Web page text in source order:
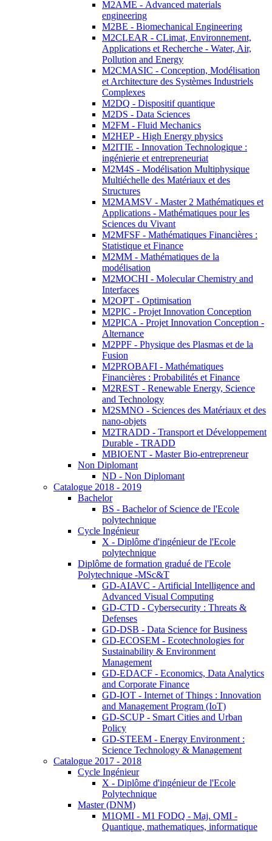
M2AME - Advanced materials
engineering
M2BE - Biomechanical Engineering
M2CLEAR - CLimat, Environnement,
Applications et Recherche - Water, Air,
Pollution and Energy
M2CMASIC - Conception, Modélisation
et Architecture des Systèmes Industriels
Complexes
M2DQ - Dispositif quantique
M2DS - Data Sciences
M2FM - Fluid Mechanics
M2HEP - High Energy physics
M2ITIE - Innovation Technologique :
ingénierie et entrepreneuriat
M2M4S - Modélisation Multiphysique
Multiéchelle des Matériaux et des
Structures
M2MAMSV - Master 2 Mathématiques et
Applications - Mathématiques pour les
Sciences du Vivant
M2MFSF - Mathématiques Financières :
Statistique et Finance
M2MM - Mathématiques de la
modélisation
M2MOCHI - Molecular Chemistry and
Interfaces
M2OPT - Optimisation
M2PIC - Projet Innovation Conception
M2PICA - Projet Innovation Conception -
Alternance
M2PPF - Physique des Plasmas et de la
Fusion
M2PROBAFI - Mathématiques
Financières : Probabilités et Finance
M2REST - Renewable Energy, Science
and Technology
M2SMNO - Sciences des Matériaux et des
nano-objets
M2TRADD - Transport et Développement
Durable - TRADD
MBIOENT - Master Bio-entrepreneur
Non Diplomant
ND - Non Diplomant
Catalogue 2018 - 2019
Bachelor
BS - Bachelor of Science de l'Ecole
polytechnique
Cycle Ingénieur
X - Diplôme d'ingénieur de l'Ecole
polytechnique
Diplôme de formation gradué de l'Ecole
Polytechnique -MSc&T
GD-AIAVC - Artificial Intelligence and
Advanced Visual Computing
GD-CTD - Cybersecurity : Threats &
Defenses
GD-DSB - Data Science for Business
GD-ECOSEM - Ecotechnologies for
Sustainability & Environment
Management
GD-EDACF - Economics, Data Analytics
and Corporate Finance
GD-IOT - Internet of Things : Innovation
and Management Program (IoT)
GD-SCUP - Smart Cities and Urban
Policy
GD-STEEM - Energy Environment :
Science Technology & Management
Catalogue 2017 - 2018
Cycle Ingénieur
X - Diplôme d'ingénieur de l'Ecole
Polytechnique
Master (DNM)
M1QMI - M1 FODQ - Maj. QMI -
Quantique, mathematiques, informatique